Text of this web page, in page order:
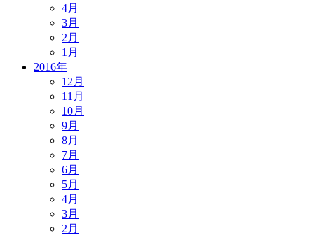
4月
3月
2月
1月
2016年
12月
11月
10月
9月
8月
7月
6月
5月
4月
3月
2月